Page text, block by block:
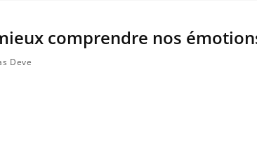
comprendre nos
Deve